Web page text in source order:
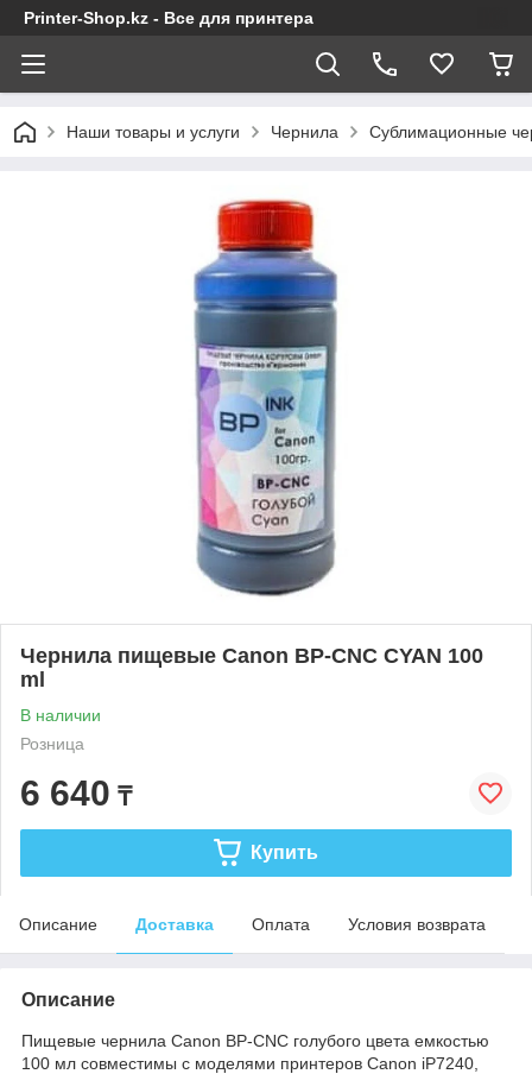
Printer-Shop.kz - Все для принтера
Наши товары и услуги Чернила Сублимационные
Чернила пищевые Canon BP-CNC CYAN 100
ml
В наличии
Розница
6 640 ₸
Купить
Описание Доставка Оплата Условия возврата
Описание
Пищевые чернила Canon BP-CNC голубого цвета емкостью
100 мл совместимы с моделями принтеров Canon iP7240,